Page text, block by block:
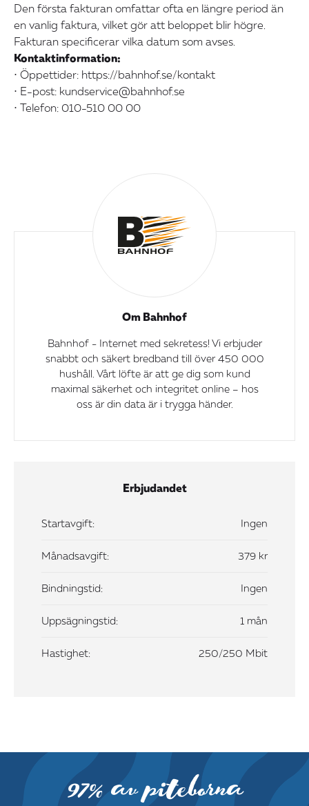
Den första fakturan omfattar ofta en längre period än
en vanlig faktura, vilket gör att beloppet blir högre.
Fakturan specificerar vilka datum som avses.
Kontaktinformation:
• Öppettider: https://bahnhof.se/kontakt
• E-post: kundservice@bahnhof.se
• Telefon: 010-510 00 00
Om Bahnhof
Bahnhof - Internet med sekretess! Vi erbjuder
snabbt och säkert bredband till över 450 000
hushåll. Vårt löfte är att ge dig som kund
maximal säkerhet och integritet online – hos
oss är din data är i trygga händer.
Erbjudandet
Startavgift: Ingen
Månadsavgift: 379 kr
Bindningstid: Ingen
Uppsägningstid: 1 mån
Hastighet: 250/250 Mbit
97% av piteborna